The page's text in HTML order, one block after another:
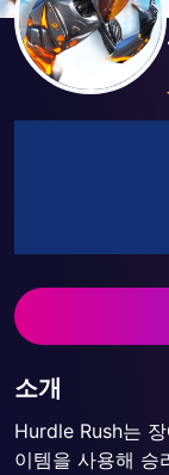
소개
Hurdle Rush는
이템을 사용해 승